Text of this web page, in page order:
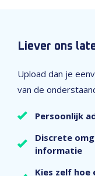
Liever ons
Upload dan je
van de
Persoonlijk
Discrete
informatie
Kies zelf hoe